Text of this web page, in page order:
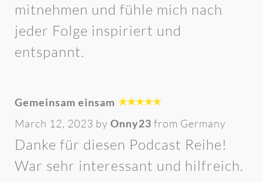
mitnehmen und fühle mich nach
jeder Folge inspiriert und
entspannt.
Gemeinsam einsam
March 12, 2023 by Onny23 from Germany
Danke für diesen Podcast Reihe!
War sehr interessant und hilfreich.